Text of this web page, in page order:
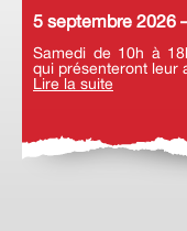
5 septembre 2026
Samedi de 10h à
qui présenteront leur
Lire la suite